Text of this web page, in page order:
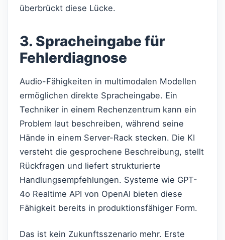
überbrückt diese Lücke.
3. Spracheingabe für
Fehlerdiagnose
Audio-Fähigkeiten in multimodalen Modellen
ermöglichen direkte Spracheingabe. Ein
Techniker in einem Rechenzentrum kann ein
Problem laut beschreiben, während seine
Hände in einem Server-Rack stecken. Die KI
versteht die gesprochene Beschreibung, stellt
Rückfragen und liefert strukturierte
Handlungsempfehlungen. Systeme wie GPT-
4o Realtime API von OpenAI bieten diese
Fähigkeit bereits in produktionsfähiger Form.
Das ist kein Zukunftsszenario mehr. Erste